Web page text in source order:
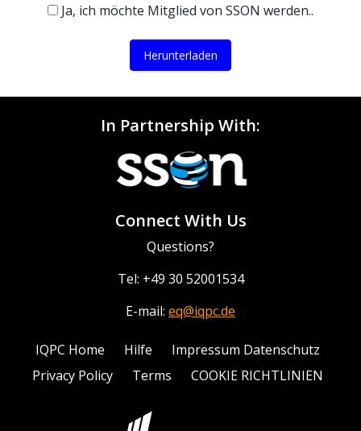
Ja, ich möchte Mitglied von SSON werden..
Herunterladen
In Partnership With:
Connect With Us
Questions?
Tel: +49 30 52001534
E-mail: eq@iqpc.de
IQPC Home Hilfe
Impressum Datenschutz
Privacy Policy
Terms COOKIE RICHTLINIEN